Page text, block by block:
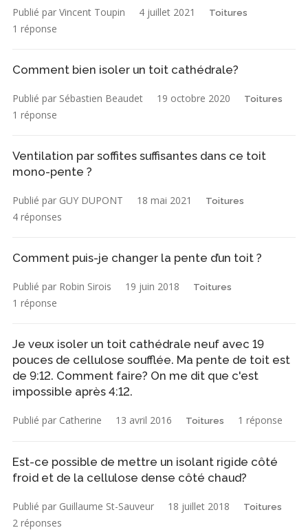
Publié par Vincent Toupin 4 juillet 2021 Toitures
1 réponse
Comment bien isoler un toit cathédrale?
Publié par Sébastien Beaudet 19 octobre 2020 Toitures
1 réponse
Ventilation par soffites suffisantes dans ce toit
mono-pente ?
Publié par GUY DUPONT 18 mai 2021 Toitures
4 réponses
Comment puis-je changer la pente d’un toit ?
Publié par Robin Sirois 19 juin 2018 Toitures
1 réponse
Je veux isoler un toit cathédrale neuf avec 19
pouces de cellulose soufflée. Ma pente de toit est
de 9:12. Comment faire? On me dit que c'est
impossible après 4:12.
Publié par Catherine 13 avril 2016 Toitures 1 réponse
Est-ce possible de mettre un isolant rigide côté
froid et de la cellulose dense côté chaud?
Publié par Guillaume St-Sauveur 18 juillet 2018 Toitures
2 réponses